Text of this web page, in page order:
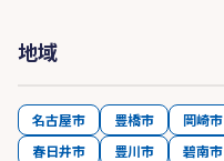
地域
名古屋市 豊橋市 岡崎市
春日井市
豊川市 碧南市